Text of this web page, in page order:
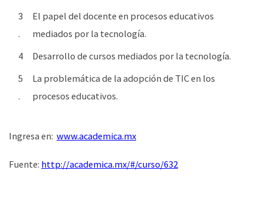
El papel del docente en procesos educativos
mediados por la tecnología.
Desarrollo de cursos mediados por la tecnología.
La problemática de la adopción de TIC en los
procesos educativos.
Ingresa en: www.academica.mx
Fuente: http://academica.mx/#/curso/632